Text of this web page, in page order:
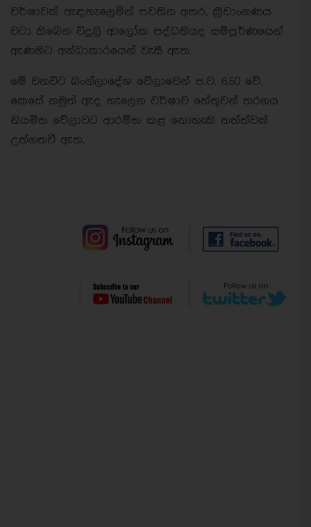
වර්ෂාවක් ඇඳහැලෙමින් පවතින අතර, ක්‍රීඩාංගණය
වටා තිබෙන විදුලි ආලෝක පද්ධතියද සම්පූර්ණයෙන්
ඇණහිට අන්ධාකාරයෙන් වැසී ඇත.
මේ වනවිට බංග්ලාදේශ වේලාවෙන් ප.ව. 6.50 වේ.
කෙසේ නමුත් ඇද හැලෙන වර්ෂාව හේතුවන් තරගය
නියමිත වේලාවට ආරම්භ කළ නොහැකි තත්ත්වක්
උත්ගතවී ඇත.